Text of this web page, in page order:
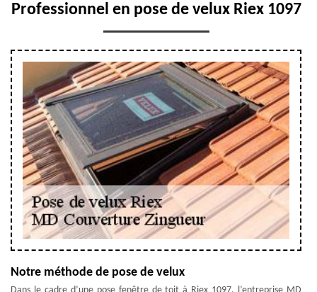
Professionnel en pose de velux Riex 1097
Notre méthode de pose de velux